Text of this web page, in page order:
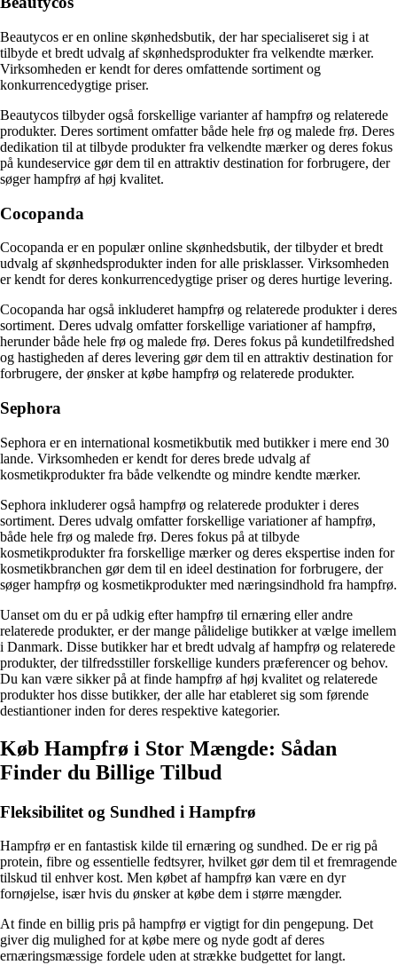
Beautycos er en online skønhedsbutik, der har specialiseret sig i at
tilbyde et bredt udvalg af skønhedsprodukter fra velkendte mærker.
Virksomheden er kendt for deres omfattende sortiment og
konkurrencedygtige priser.
Beautycos tilbyder også forskellige varianter af hampfrø og relaterede
produkter. Deres sortiment omfatter både hele frø og malede frø. Deres
dedikation til at tilbyde produkter fra velkendte mærker og deres fokus
på kundeservice gør dem til en attraktiv destination for forbrugere, der
søger hampfrø af høj kvalitet.
Cocopanda
Cocopanda er en populær online skønhedsbutik, der tilbyder et bredt
udvalg af skønhedsprodukter inden for alle prisklasser. Virksomheden
er kendt for deres konkurrencedygtige priser og deres hurtige levering.
Cocopanda har også inkluderet hampfrø og relaterede produkter i deres
sortiment. Deres udvalg omfatter forskellige variationer af hampfrø,
herunder både hele frø og malede frø. Deres fokus på kundetilfredshed
og hastigheden af deres levering gør dem til en attraktiv destination for
forbrugere, der ønsker at købe hampfrø og relaterede produkter.
Sephora
Sephora er en international kosmetikbutik med butikker i mere end 30
lande. Virksomheden er kendt for deres brede udvalg af
kosmetikprodukter fra både velkendte og mindre kendte mærker.
Sephora inkluderer også hampfrø og relaterede produkter i deres
sortiment. Deres udvalg omfatter forskellige variationer af hampfrø,
både hele frø og malede frø. Deres fokus på at tilbyde
kosmetikprodukter fra forskellige mærker og deres ekspertise inden for
kosmetikbranchen gør dem til en ideel destination for forbrugere, der
søger hampfrø og kosmetikprodukter med næringsindhold fra hampfrø.
Uanset om du er på udkig efter hampfrø til ernæring eller andre
relaterede produkter, er der mange pålidelige butikker at vælge imellem
i Danmark. Disse butikker har et bredt udvalg af hampfrø og relaterede
produkter, der tilfredsstiller forskellige kunders præferencer og behov.
Du kan være sikker på at finde hampfrø af høj kvalitet og relaterede
produkter hos disse butikker, der alle har etableret sig som førende
destiantioner inden for deres respektive kategorier.
Køb Hampfrø i Stor Mængde: Sådan
Finder du Billige Tilbud
Fleksibilitet og Sundhed i Hampfrø
Hampfrø er en fantastisk kilde til ernæring og sundhed. De er rig på
protein, fibre og essentielle fedtsyrer, hvilket gør dem til et fremragende
tilskud til enhver kost. Men købet af hampfrø kan være en dyr
fornøjelse, især hvis du ønsker at købe dem i større mængder.
At finde en billig pris på hampfrø er vigtigt for din pengepung. Det
giver dig mulighed for at købe mere og nyde godt af deres
ernæringsmæssige fordele uden at strække budgettet for langt.